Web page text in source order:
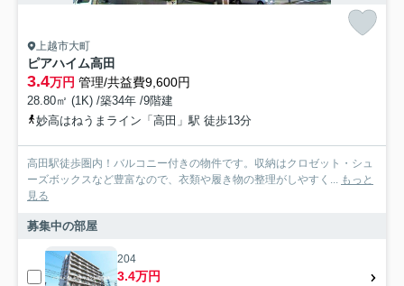
上越市大町
ピアハイム高田
3.4万円 管理/共益費9,600円
28.80㎡ (1K) /築34年 /9階建
妙高はねうまライン「高田」駅 徒歩13分
高田駅徒歩圏内！バルコニー付きの物件です。収納はクロゼット・シュ
ーズボックスなど豊富なので、衣類や履き物の整理がしやすく...
もっと
見る
募集中の部屋
204
3.4万円